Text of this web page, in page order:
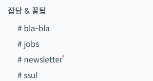
잡담 & 꿀팁
# bla-bla
# jobs
# newsletter
#ssul